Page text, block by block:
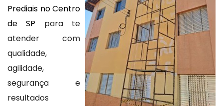
Prediais no Centro
de SP para te
atender com
qualidade,
agilidade,
segurança e
resultados